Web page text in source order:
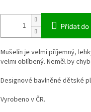
Přidat do
Mušelín je velmi příjemný,
velmi oblíbený. Neměl by
Designové bavlněné dětské
Vyrobeno v ČR.